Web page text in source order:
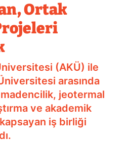
Ortak
(AKÜ) ile
arasında
jeotermal
ve akademik
iş birliği